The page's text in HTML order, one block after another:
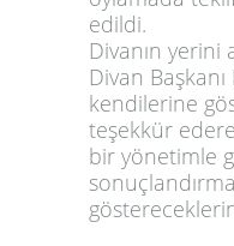
edildi.
Divanın yerini
Divan
kendilerine
teşekkür
bir yönetimle